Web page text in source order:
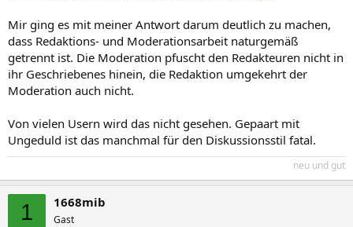
Mir ging es mit meiner Antwort darum deutlich zu machen,
dass Redaktions- und Moderationsarbeit naturgemäß
getrennt ist. Die Moderation pfuscht den Redakteuren nicht in
ihr Geschriebenes hinein, die Redaktion umgekehrt der
Moderation auch nicht.
Von vielen Usern wird das nicht gesehen. Gepaart mit
Ungeduld ist das manchmal für den Diskussionsstil fatal.
neu und gut
1 1668mib
Gast